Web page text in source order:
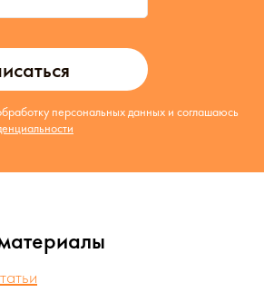
персональных данных и соглашаюсь